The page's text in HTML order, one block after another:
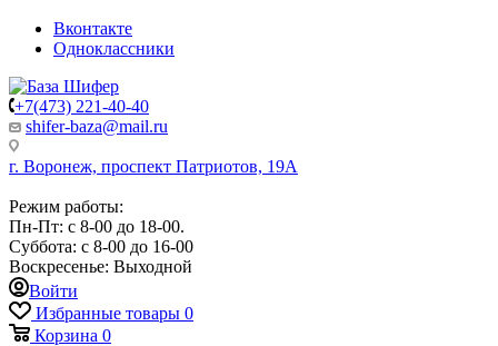
Вконтакте
Одноклассники
+7(473) 221-40-40
shifer-baza@mail.ru
г. Воронеж, проспект Патриотов, 19А
Режим работы:
Пн-Пт: с 8-00 до 18-00.
Суббота: с 8-00 до 16-00
Воскресенье: Выходной
Войти
Избранные товары 0
Корзина 0